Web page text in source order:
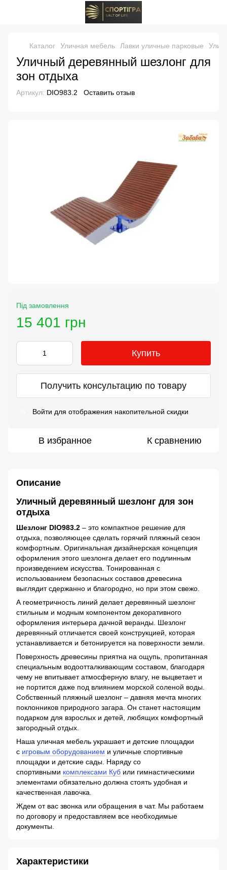
Каталог Уличная мебель Лавки уличные парковые
Уличный деревянный шезлонг для
зон отдыха
Артикул: DIO983.2 Оставить отзыв
Під замовлення
15 401 грн
Купить
Получить консультацию по товару
Войти для отображения накопительной скидки
В избранное К сравнению
Описание
Уличный деревянный шезлонг для зон
отдыха
Шезлонг DIO983.2 – это компактное решение для
отдыха, позволяющее сделать горячий пляжный сезон
комфортным. Оригинальная дизайнерская концепция
оформления этого шезлонга делает его подлинным
произведением искусства. Тонированная с
использованием безопасных составов древесина
выглядит сдержанно и благородно, но при этом свежо.
А геометричность линий делает деревянный шезлонг
стильным и модным компонентом декоративного
оформления интерьера дачной веранды. Шезлонг
деревянный отличается своей конструкцией, которая
устанавливается и бетонируется на поверхности земли.
Поверхность древесины приятна на ощупь, пропитанная
специальным водоотталкивающим составом, благодаря
чему не впитывает атмосферную влагу, не выцветает и
не портится даже под влиянием морской соленой воды.
Собственный пляжный шезлонг – давняя мечта многих
поклонников природного загара. Он станет настоящим
подарком для взрослых и детей, любящих комфортный
загородный отдых.
Наша уличная мебель украшает и детские площадки
с игровым оборудованием и уличные спортивные
площадки и детские сады. Наряду со
спортивными комплексами Куб или гимнастическими
элементами обязательно должна стоять удобная и
качественная лавочка.
Ждем от вас звонка или обращения в чат. Мы работаем
по договору и предоставляем все необходимые
документы.
Характеристики